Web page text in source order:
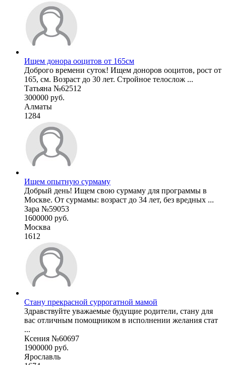
Ищем донора ооцитов от 165см
Доброго времени суток! Ищем доноров ооцитов, рост от
165, см. Возраст до 30 лет. Стройное телослож ...
Татьяна №62512
300000 руб.
Алматы
1284
Ищем опытную сурмаму
Добрый день! Ищем свою сурмаму для программы в
Москве. От сурмамы: возраст до 34 лет, без вредных ...
Зара №59053
1600000 руб.
Москва
1612
Стану прекрасной суррогатной мамой
Здравствуйте уважаемые будущие родители, стану для
вас отличным помощником в исполнении желания стат
...
Ксения №60697
1900000 руб.
Ярославль